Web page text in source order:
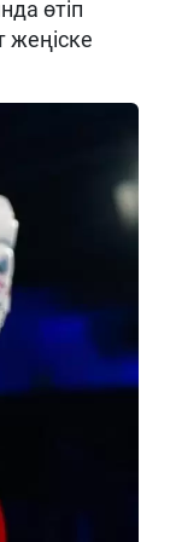
өтіп
жеңіске